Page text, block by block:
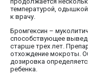
температурой,
к врачу.
Бромгексин –
способствующее
старше трех лет.
отхождение мокроты.
дозировка
ребенка.